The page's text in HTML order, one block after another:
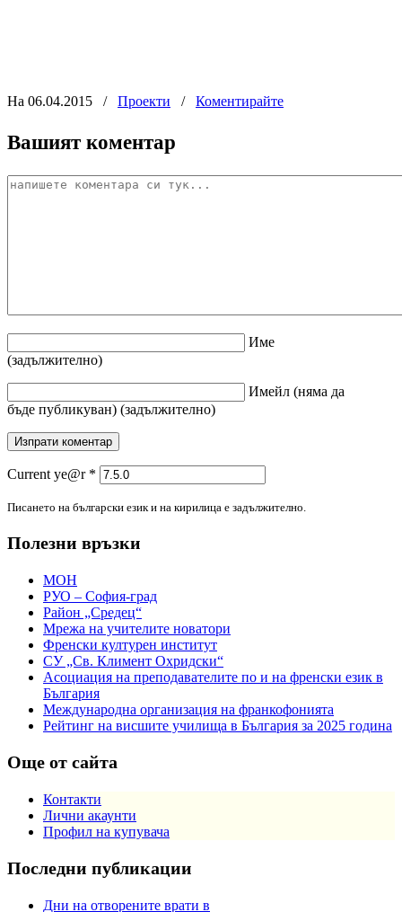
На 06.04.2015 / Проекти / Коментирайте
Вашият коментар
Име
(задължително)
Имейл (няма да
бъде публикуван) (задължително)
Current ye@r *
Писането на български език и на кирилица е задължително.
Полезни връзки
МОН
РУО – София-град
Район „Средец“
Мрежа на учителите новатори
Френски културен институт
СУ „Св. Климент Охридски“
Асоциация на преподавателите по и на френски език в
България
Международна организация на франкофонията
Рейтинг на висшите училища в България за 2025 година
Още от сайта
Контакти
Лични акаунти
Профил на купувача
Последни публикации
Дни на отворените врати в